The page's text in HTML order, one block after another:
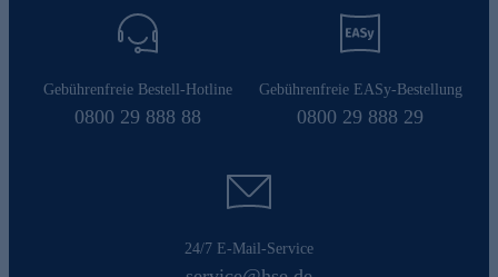
Gebührenfreie Bestell-Hotline
0800 29 888 88
Gebührenfreie EASy-Bestellung
0800 29 888 29
24/7 E-Mail-Service